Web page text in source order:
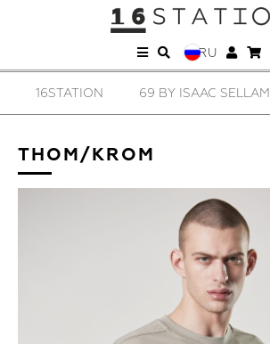
RU
16STATION 69 BY ISAAC SELLAM
THOM/KROM